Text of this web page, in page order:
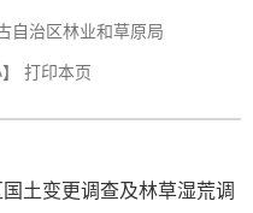
治区林业和草原局
】 打印本页
土变更调查及林草湿荒调